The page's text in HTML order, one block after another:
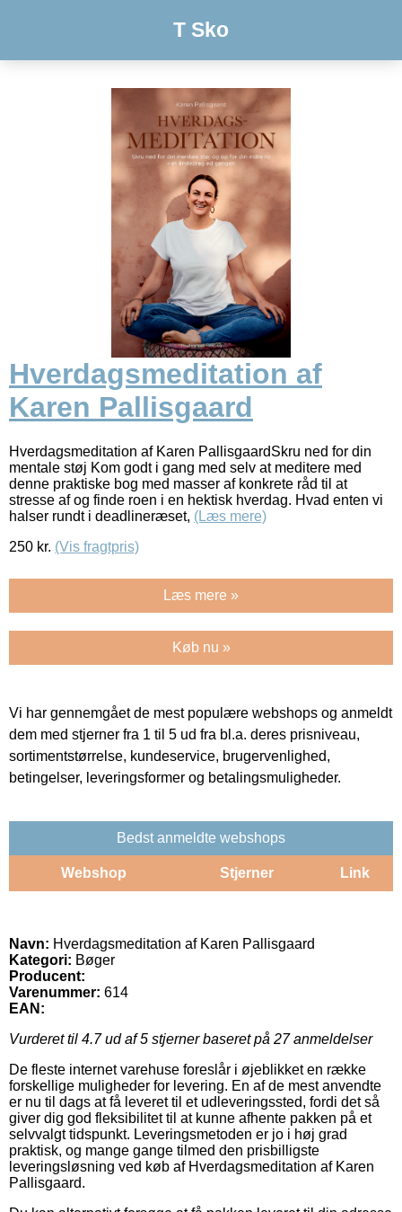
T Sko
Hverdagsmeditation af
Karen Pallisgaard
Hverdagsmeditation af Karen PallisgaardSkru ned for din
mentale støj Kom godt i gang med selv at meditere med
denne praktiske bog med masser af konkrete råd til at
stresse af og finde roen i en hektisk hverdag. Hvad enten vi
halser rundt i deadlineræset, (Læs mere)
250 kr. (Vis fragtpris)
Læs mere »
Køb nu »
Vi har gennemgået de mest populære webshops og anmeldt
dem med stjerner fra 1 til 5 ud fra bl.a. deres prisniveau,
sortimentstørrelse, kundeservice, brugervenlighed,
betingelser, leveringsformer og betalingsmuligheder.
Bedst anmeldte webshops
Webshop Stjerner Link
Navn: Hverdagsmeditation af Karen Pallisgaard
Kategori: Bøger
Producent:
Varenummer: 614
EAN:
Vurderet til 4.7ud af 5 stjerner baseret på 27anmeldelser
De fleste internet varehuse foreslår i øjeblikket en række
forskellige muligheder for levering. En af de mest anvendte
er nu til dags at få leveret til et udleveringssted, fordi det så
giver dig god fleksibilitet til at kunne afhente pakken på et
selvvalgt tidspunkt. Leveringsmetoden er jo i høj grad
praktisk, og mange gange tilmed den prisbilligste
leveringsløsning ved køb af Hverdagsmeditation af Karen
Pallisgaard.